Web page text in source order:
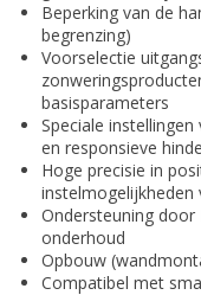
Beperking van de
begrenzing)
Voorselectie
basisparameters
Speciale
en responsieve
Hoge precisie in
instelmogelijkheden
Ondersteuning
onderhoud
Opbouw
Compatibel met